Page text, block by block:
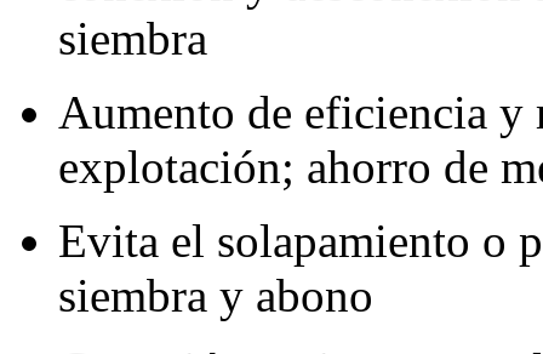
siembra
Aumento de eficiencia y
explotación; ahorro de
Evita el solapamiento o
siembra y abono